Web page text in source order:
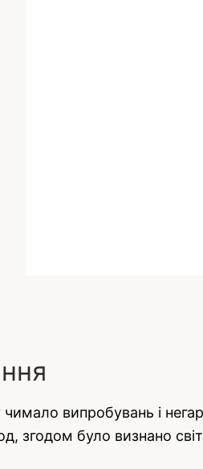
випробувань і
згодом було визнано